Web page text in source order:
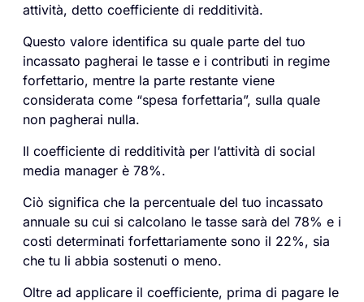
attività, detto coefficiente di redditività.
Questo valore identifica su quale parte del tuo
incassato pagherai le tasse e i contributi in regime
forfettario, mentre la parte restante viene
considerata come “spesa forfettaria”, sulla quale
non pagherai nulla.
Il coefficiente di redditività per l’attività di social
media manager è 78%.
Ciò significa che la percentuale del tuo incassato
annuale su cui si calcolano le tasse sarà del 78% e i
costi determinati forfettariamente sono il 22%, sia
che tu li abbia sostenuti o meno.
Oltre ad applicare il coefficiente, prima di pagare le